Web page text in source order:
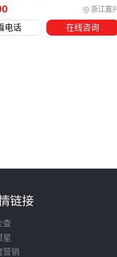
视的耗材。普通金属勺取
列取向，而医药级防静电
总出问题？
湿度超标导致材料表面吸
浙江嘉
电话 在线咨询
链接
查
星
营销